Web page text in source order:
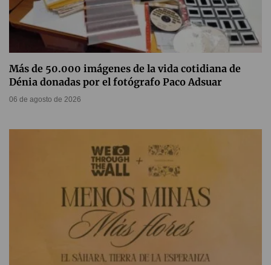
Más de 50.000 imágenes de la vida cotidiana de
Dénia donadas por el fotógrafo Paco Adsuar
06 de agosto de 2026